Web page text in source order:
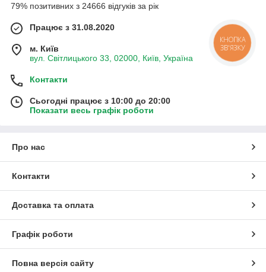
79% позитивних з 24666 відгуків за рік
Працює з 31.08.2020
м. Київ
вул. Світлицького 33, 02000, Київ, Україна
Контакти
Сьогодні працює з 10:00 до 20:00
Показати весь графік роботи
Про нас
Контакти
Доставка та оплата
Графік роботи
Повна версія сайту
КНОПКА
ЗВ'ЯЗКУ